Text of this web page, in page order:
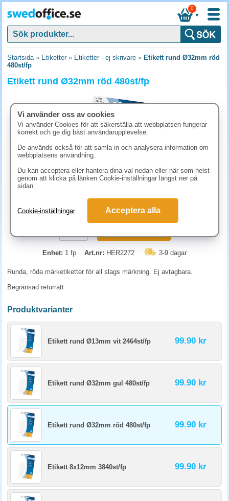
▼
0
Startsida» Etiketter» Etiketter - ej skrivare » Etikett rund Ø32mm röd
480st/fp
Etikett rund Ø32mm röd 480st/fp
99.90 kr (inkl. moms)
Enhet: 1 fp Art.nr: HER2272 3-9 dagar
Runda, röda märketiketter för all slags märkning. Ej avtagbara.
Begränsad returrätt
Produktvarianter
Etikett rund Ø13mm vit 2464st/fp 99.90 kr
Etikett rund Ø32mm gul 480st/fp 99.90 kr
Etikett rund Ø32mm röd 480st/fp 99.90 kr
Etikett 8x12mm 3840st/fp 99.90 kr
Vi använder oss av cookies
Vi använder Cookies för att säkerställa att webbplatsen fungerar
korrekt och ge dig bäst användarupplevelse.
De används också för att samla in och analysera information om
webbplatsens användning.
Du kan acceptera eller hantera dina val nedan eller när som helst
genom att klicka på länken Cookie-inställningar längst ner på
sidan.
Cookie-inställningar Acceptera alla